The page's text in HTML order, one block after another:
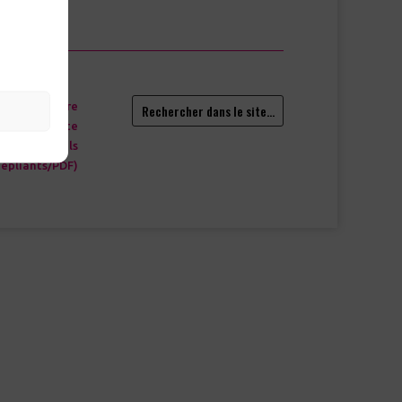
Glossaire
Plan du site
trimestriels
PDF)
Rechercher dans le site…